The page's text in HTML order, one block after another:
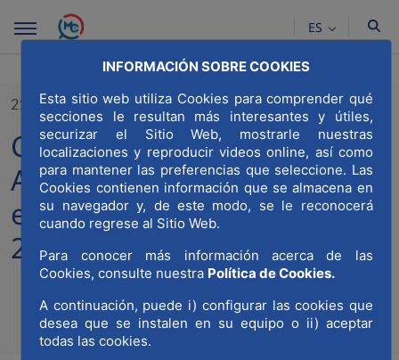
Saltar al contenido principal
INFORMACIÓN SOBRE COOKIES
Esta sitio web utiliza Cookies para comprender qué
secciones le resultan más interesantes y útiles,
securizar el Sitio Web, mostrarle nuestras
localizaciones y reproducir videos online, así como
para mantener las preferencias que seleccione. Las
Cookies contienen información que se almacena en
su navegador y, de este modo, se le reconocerá
cuando regrese al Sitio Web.
Para conocer más información acerca de las
Cookies, consulte nuestra Política de Cookies.
A continuación, puede i) configurar las cookies que
desea que se instalen en su equipo o ii) aceptar
todas las cookies.
ES
21/05/2022
Candidatura Junta Directiva:
Asamblea ordinaria y
extraordinaria 25 Marzo
2022
Compartir en
Compartir en
Compartir
RSS